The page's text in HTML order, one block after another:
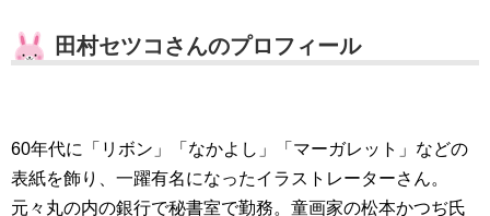
田村セツコさんのプロフィール
60年代に「リボン」「なかよし」「マーガレット」などの
表紙を飾り、一躍有名になったイラストレーターさん。
元々丸の内の銀行で秘書室で勤務。童画家の松本かつぢ氏